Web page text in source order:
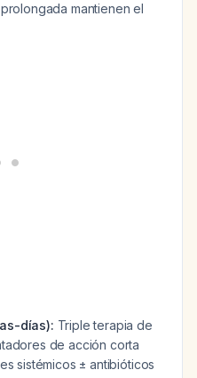
mantienen el
días): Triple terapia de
de acción corta
sistémicos ± antibióticos